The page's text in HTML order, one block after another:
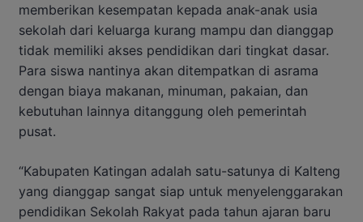
memberikan kesempatan kepada anak-anak usia
sekolah dari keluarga kurang mampu dan dianggap
tidak memiliki akses pendidikan dari tingkat dasar.
Para siswa nantinya akan ditempatkan di asrama
dengan biaya makanan, minuman, pakaian, dan
kebutuhan lainnya ditanggung oleh pemerintah
pusat.
“Kabupaten Katingan adalah satu-satunya di Kalteng
yang dianggap sangat siap untuk menyelenggarakan
pendidikan Sekolah Rakyat pada tahun ajaran baru